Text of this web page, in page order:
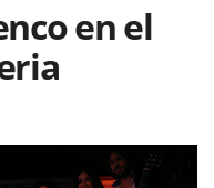
en el